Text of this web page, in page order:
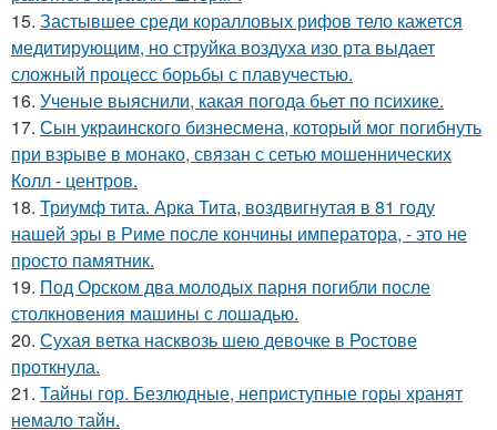
15. Застывшее среди коралловых рифов тело кажется
медитирующим, но струйка воздуха изо рта выдает
сложный процесс борьбы с плавучестью.
16. Ученые выяснили, какая погода бьет по психике.
17. Сын украинского бизнесмена, который мог погибнуть
при взрыве в монако, связан с сетью мошеннических
Колл - центров.
18. Триумф тита. Арка Тита, воздвигнутая в 81 году
нашей эры в Риме после кончины императора, - это не
просто памятник.
19. Под Орском два молодых парня погибли после
столкновения машины с лошадью.
20. Сухая ветка насквозь шею девочке в Ростове
проткнула.
21. Тайны гор. Безлюдные, неприступные горы хранят
немало тайн.